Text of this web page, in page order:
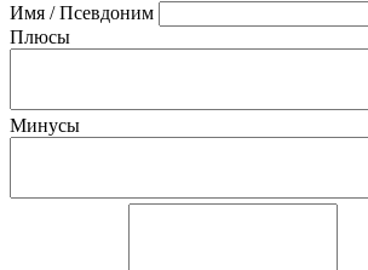
Имя / Псевдоним
Плюсы
Минусы